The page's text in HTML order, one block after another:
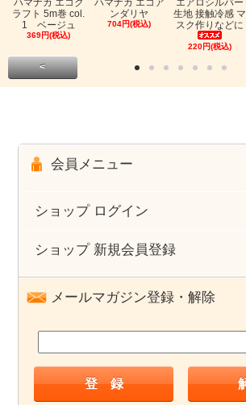
ハマナカ エコク
ラフト 5m巻 col.
1 ベージュ
369円(税込)
ハマナカ エコア
ンダリヤ
704円(税込)
エアロシルバー
生地 接触冷感 マ
スク作りなどに
220円(税込)
<
会員メニュー
ショップ ログイン
ショップ 新規会員登録
メールマガジン登録・解除